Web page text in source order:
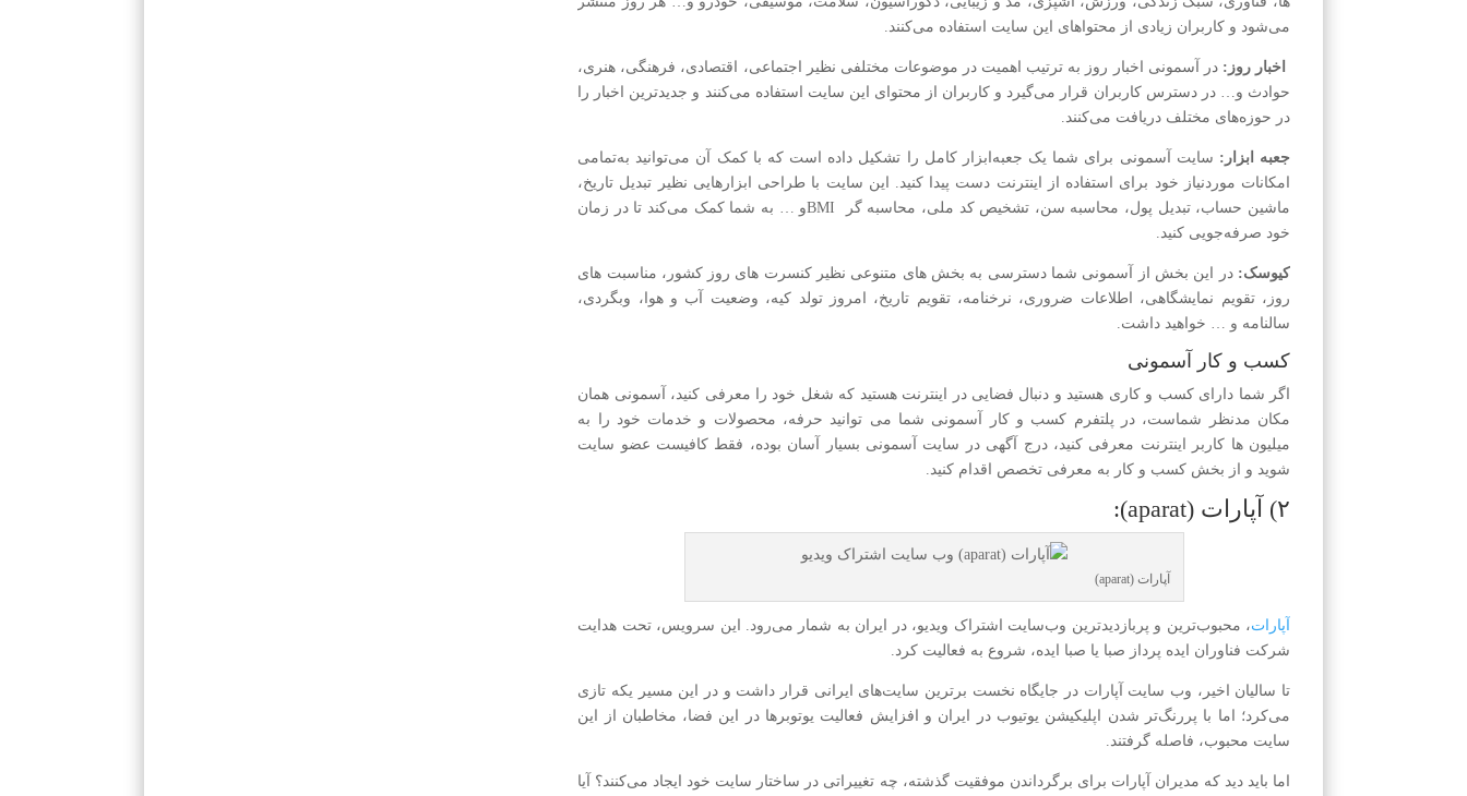
می‌شود و کاربران زیادی از محتواهای این سایت استفاده می‌کنند.
اخبار روز: در آسمونی اخبار روز به ترتیب اهمیت در موضوعات مختلفی نظیر اجتماعی، اقتصادی، فرهنگی، هنری،
حوادث و… در دسترس کاربران قرار می‌گیرد و کاربران از محتوای این سایت استفاده می‌کنند و جدیدترین اخبار را
در حوزه‌های مختلف دریافت می‌کنند.
جعبه ابزار: سایت آسمونی برای شما یک جعبه‌ابزار کامل را تشکیل داده است که با کمک آن می‌توانید به‌تمامی
امکانات موردنیاز خود برای استفاده از اینترنت دست پیدا کنید. این سایت با طراحی ابزارهایی نظیر تبدیل تاریخ،
ماشین حساب، تبدیل پول، محاسبه سن، تشخیص کد ملی، محاسبه گر BMIو … به شما کمک می‌کند تا در زمان
خود صرفه‌جویی کنید.
کیوسک: در این بخش از آسمونی شما دسترسی به بخش های متنوعی نظیر کنسرت های روز کشور، مناسبت های
روز، تقویم نمایشگاهی، اطلاعات ضروری، نرخنامه، تقویم تاریخ، امروز تولد کیه، وضعیت آب و هوا، وبگردی،
سالنامه و … خواهید داشت.
کسب و کار آسمونی
اگر شما دارای کسب و کاری هستید و دنبال فضایی در اینترنت هستید که شغل خود را معرفی کنید، آسمونی همان
مکان مدنظر شماست، در پلتفرم کسب و کار آسمونی شما می توانید حرفه، محصولات و خدمات خود را به
میلیون ها کاربر اینترنت معرفی کنید، درج آگهی در سایت آسمونی بسیار آسان بوده، فقط کافیست عضو سایت
شوید و از بخش کسب و کار به معرفی تخصص اقدام کنید.
۲) آپارات (aparat):
آپارات (aparat)
آپارات، محبوب‌ترین و پربازدیدترین وب‌سایت اشتراک ویدیو، در ایران به شمار می‌رود. این سرویس، تحت هدایت
شرکت فناوران ایده پرداز صبا یا صبا ایده، شروع به فعالیت کرد.
تا سالیان اخیر، وب سایت آپارات در جایگاه نخست برترین سایت‌های ایرانی قرار داشت و در این مسیر یکه تازی
می‌کرد؛ اما با پررنگ‌تر شدن اپلیکیشن یوتیوب در ایران و افزایش فعالیت یوتوبرها در این فضا، مخاطبان از این
سایت محبوب، فاصله گرفتند.
اما باید دید که مدیران آپارات برای برگرداندن موفقیت گذشته، چه تغییراتی در ساختار سایت خود ایجاد می‌کنند؟ آیا